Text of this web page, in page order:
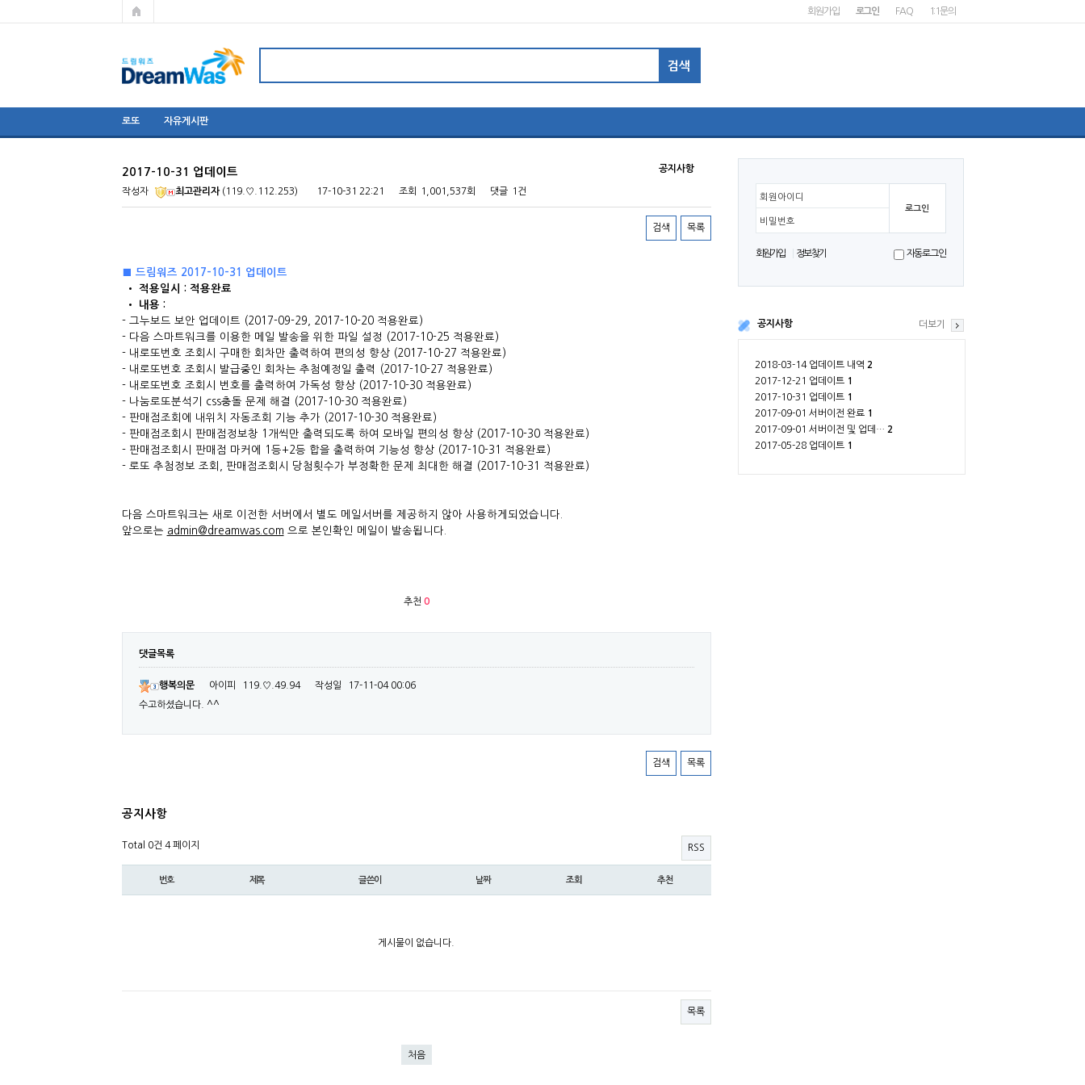
회원가입 로그인 FAQ 1:1문의
로또 자유게시판
회원아이디
비밀번호
회원가입 정보찾기 자동로그인
공지사항
2018-03-14 업데이트 내역 2
2017-12-21 업데이트 1
2017-10-31 업데이트 1
2017-09-01 서버이전 완료 1
2017-09-01 서버이전 및 업데… 2
2017-05-28 업데이트 1
더보기
공지사항
2017-10-31 업데이트
작성자 최고관리자(119.♡.112.253) 17-10-31 22:21 조회 1,001,537회 댓글 1건
검색 목록
■ 드림워즈 2017-10-31 업데이트
​ • 적용일시 : 적용완료
• 내용 : ​
- 그누보드 보안 업데이트 (2017-09-29, 2017-10-20 적용완료)
- 다음 스마트워크를 이용한 메일 발송을 위한 파일 설정 (2017-10-25 적용완료)
- 내로또번호 조회시 구매한 회차만 출력하여 편의성 향상 (2017-10-27 적용완료)
- 내로또번호 조회시 발급중인 회차는 추첨예정일 출력 (2017-10-27 적용완료)
- 내로또번호 조회시 번호를 출력하여 가독성 향상 (2017-10-30 적용완료)
- 나눔로또분석기 css충돌 문제 해결 (2017-10-30 적용완료)
- 판매점조회에 내위치 자동조회 기능 추가 (2017-10-30 적용완료)
- 판매점조회시 판매점정보창 1개씩만 출력되도록 하여 모바일 편의성 향상 (2017-10-30 적용완료)
- 판매점조회시 판매점 마커에 1등+2등 합을 출력하여 기능성 향상 (2017-10-31 적용완료)
- 로또 추첨정보 조회, 판매점조회시 당첨횟수가 부정확한 문제 최대한 해결 (2017-10-31 적용완료)
다음 스마트워크는 새로 이전한 서버에서 별도 메일서버를 제공하지 않아 사용하게되었습니다.
앞으로는 admin@dreamwas.com 으로 본인확인 메일이 발송됩니다.
추천 0
댓글목록
행복의문 아이피 119.♡.49.94 작성일
17-11-04 00:06
수고하셨습니다. ^^
검색 목록
공지사항
Total 0건 4 페이지 RSS
번호 제목 글쓴이 날짜 조회 추천
게시물이 없습니다.
목록
처음